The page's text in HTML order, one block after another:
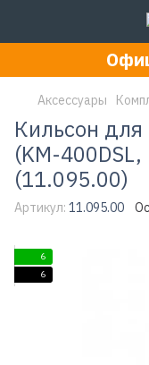
Аксессуары
Кильсон
(KM-400DSL,
(11.095.00)
Артикул: 11.095.00
6
6